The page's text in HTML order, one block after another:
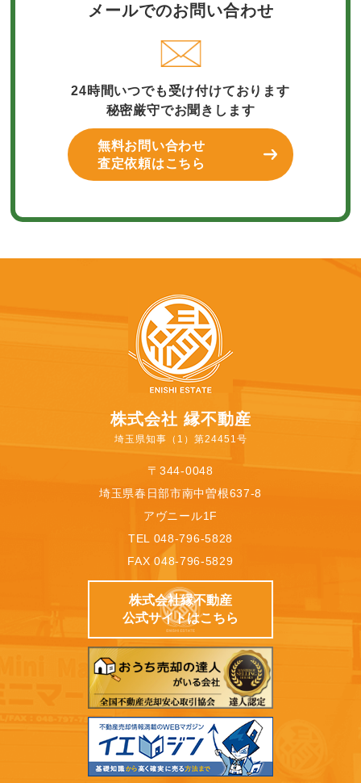
メールでのお問い合わせ
24時間いつでも受け付けております
秘密厳守でお聞きします
無料お問い合わせ
査定依頼はこちら
株式会社 縁不動産
埼玉県知事（1）第24451号
〒344-0048
埼玉県春日部市南中曽根637-8
アヴニール1F
TEL 048-796-5828
FAX 048-796-5829
株式会社縁不動産
公式サイトはこちら